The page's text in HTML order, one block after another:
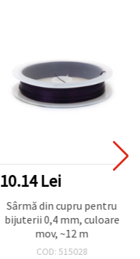
10.14 Lei
Sârmă din cupru pentru
bijuterii 0,4 mm, culoare
mov, ~12 m
COD: 515028